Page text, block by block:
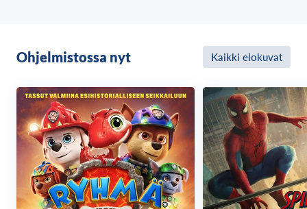
Ohjelmistossa nyt Kaikki elokuvat